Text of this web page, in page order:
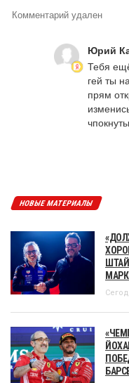
Комментарий удален
Юрий
Тебя
гей ты
прям
НОВЫЕ МАТЕРИАЛЫ